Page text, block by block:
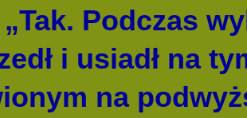
Podczas
i usiadł na
na